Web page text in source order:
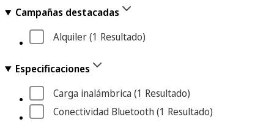
Campañas destacadas
Alquiler (1 Resultado)
Especificaciones
Carga inalámbrica (1 Resultado)
Conectividad Bluetooth (1 Resultado)